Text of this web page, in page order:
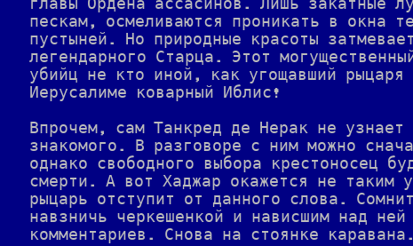
главы Ордена ассасинов. Лишь закатные
пескам, осмеливаются проникать в окна
пустыней. Но природные красоты
легендарного Старца. Этот
убийц не кто иной, как угощавший рыцаря
Иерусалиме коварный Иблис!
Впрочем, сам Танкред де Нерак не
знакомого. В разговоре с ним можно
однако свободного выбора крестоносец
смерти. А вот Хаджар окажется не таким
рыцарь отступит от данного слова.
навзничь черкешенкой и нависшим над
комментариев. Снова на стоянке каравана.